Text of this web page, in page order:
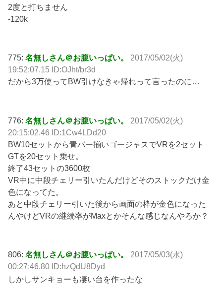
2度と打ちません
-120k
775:名無しさん＠お腹いっぱい。
2017/05/02(火)
19:52:07.15 ID:OJht/br3d
だから3万使ってBW引けなきゃ帰れって言ったのに…
776:名無しさん＠お腹いっぱい。
2017/05/02(火)
20:15:02.46 ID:1Cw4LDd20
BW10セットから青バー揃いゴージャスでVRを2セット
GTを20セット乗せ。
終了43セットの3600枚
VR中に中段チェリー引いたんだけどそのストックだけ金
色になってた。
あと中段チェリー引いた後から画面の枠が金色になった
んやけどVRの継続率がMaxとかそんな感じなんやろか？
806:名無しさん＠お腹いっぱい。
2017/05/03(水)
00:27:46.80 ID:hzQdU8Dyd
しかしサンキョーも凄い台を作ったな